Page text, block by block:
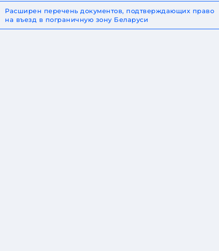
Расширен перечень документов, подтверждающих право
на въезд в пограничную зону Беларуси